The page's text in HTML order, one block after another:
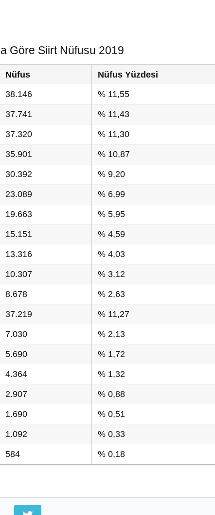
Göre Siirt Nüfusu 2019
Nüfus
Nüfus Yüzdesi
38.146 % 11,55
37.741 % 11,43
37.320 % 11,30
35.901 % 10,87
30.392 % 9,20
23.089 % 6,99
19.663 % 5,95
15.151 % 4,59
13.316 % 4,03
10.307 % 3,12
8.678 % 2,63
37.219 % 11,27
7.030 % 2,13
5.690 % 1,72
4.364 % 1,32
2.907 % 0,88
1.690 % 0,51
1.092 % 0,33
584 % 0,18